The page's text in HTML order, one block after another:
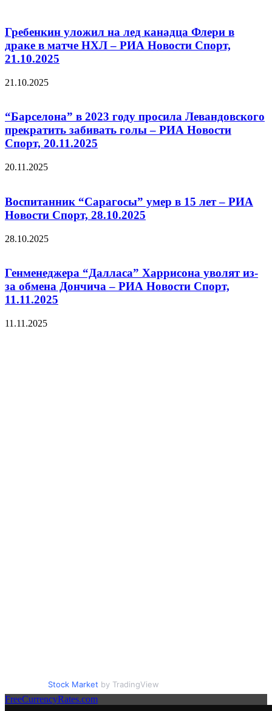
Гребенкин уложил на лед канадца Флери в
драке в матче НХЛ – РИА Новости Спорт,
21.10.2025
21.10.2025
“Барселона” в 2023 году просила Левандовского
прекратить забивать голы – РИА Новости
Спорт, 20.11.2025
20.11.2025
Воспитанник “Сарагосы” умер в 15 лет – РИА
Новости Спорт, 28.10.2025
28.10.2025
Генменеджера “Далласа” Харрисона уволят из-
за обмена Дончича – РИА Новости Спорт,
11.11.2025
11.11.2025
Stock Market by TradingView
FreeCurrencyRates.com